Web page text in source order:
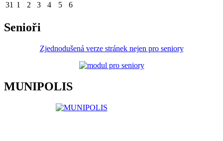
31 1 2 3 4 5 6
Senioři
Zjednodušená verze stránek nejen pro seniory
MUNIPOLIS